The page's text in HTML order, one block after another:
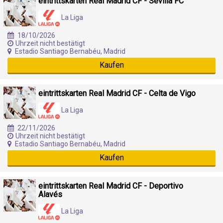
La Liga
18/10/2026
Uhrzeit nicht bestätigt
Estadio Santiago Bernabéu, Madrid
Kaufen
eintrittskarten Real Madrid CF - Celta de Vigo
La Liga
22/11/2026
Uhrzeit nicht bestätigt
Estadio Santiago Bernabéu, Madrid
Kaufen
eintrittskarten Real Madrid CF - Deportivo
Alavés
La Liga